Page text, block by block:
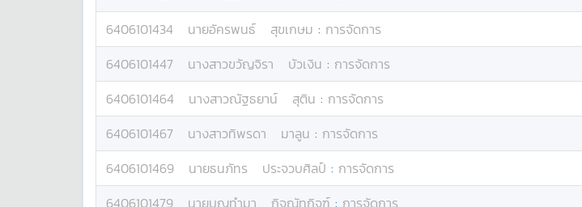
6406101434
นายอัครพนธ์ สุขเกษม : การจัดการ
6406101447
นางสาวขวัญจิรา บัวเงิน : การจัดการ
6406101464
นางสาวณัฐธยาน์ สุติน : การจัดการ
6406101467
นางสาวทิพรดา มาลูน : การจัดการ
6406101469
นายธนภัทร ประจวบศิลป์ : การจัดการ
6406101479
นายบุญทำมา กิจณัทกิจฑ์ : การจัดการ